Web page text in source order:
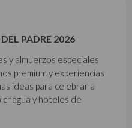
PADRE 2026
y almuerzos especiales
premium y experiencias
ideas para celebrar a
y hoteles de